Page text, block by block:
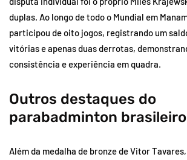
duplas. Ao longo de todo o Mundial em
participou de oito jogos, registrando um
vitórias e apenas duas derrotas,
consistência e experiência em quadra.
Outros destaques do
parabadminton brasileiro
Além da medalha de bronze de Vitor